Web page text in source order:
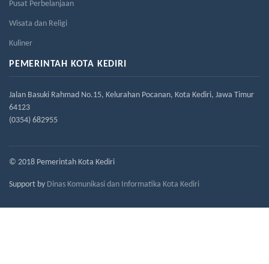
Pusat Perbelanjaan
Wisata dan Religi
Kuliner
PEMERINTAH KOTA KEDIRI
Jalan Basuki Rahmad No.15, Kelurahan Pocanan, Kota Kediri, Jawa Timur
64123
(0354) 682955
© 2018 Pemerintah Kota Kediri
Support by Dinas Komunikasi dan Informatika Kota Kediri